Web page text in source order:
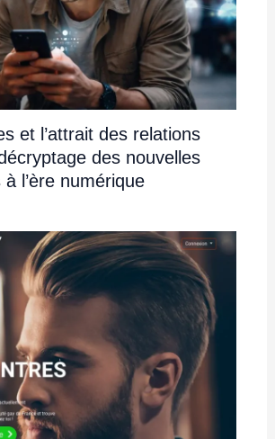
et l’attrait des relations
des nouvelles
l’ère numérique